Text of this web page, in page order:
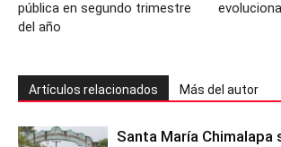
pública en segundo trimestre
del año
Artículos relacionados Más del autor
Santa María Chimalapa